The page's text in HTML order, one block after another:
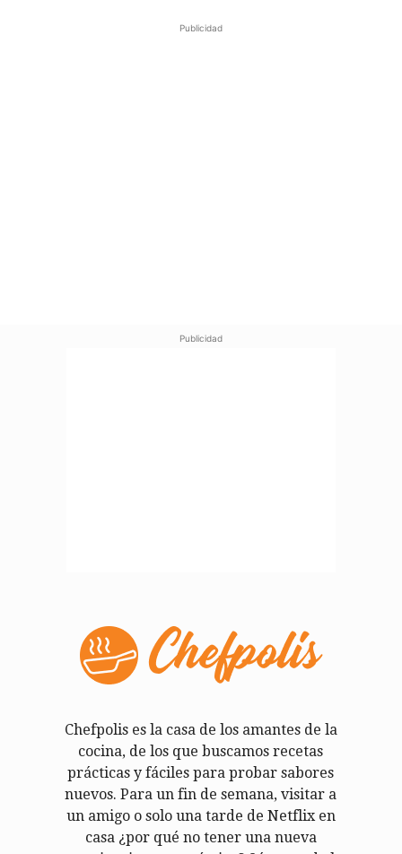
Publicidad
Publicidad
Chefpolis es la casa de los amantes de la
cocina, de los que buscamos recetas
prácticas y fáciles para probar sabores
nuevos. Para un fin de semana, visitar a
un amigo o solo una tarde de Netflix en
casa ¿por qué no tener una nueva